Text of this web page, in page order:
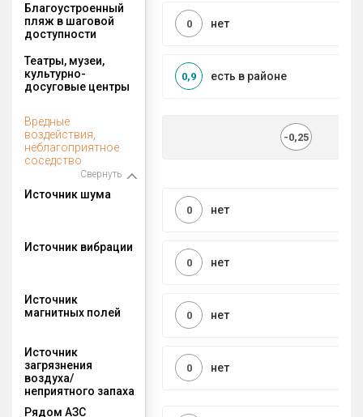
Благоустроенный
пляж в шаговой
доступности
нет
0
Театры, музеи,
культурно-
досуговые центры
есть в районе
0,9
Вредные
воздействия,
неблагоприятное
соседство
Свернуть
-0,25
Источник шума
нет
0
Источник вибрации
нет
0
Источник
магнитных полей
нет
0
Источник
загрязнения
воздуха/
неприятного запаха
нет
0
Рядом АЗС